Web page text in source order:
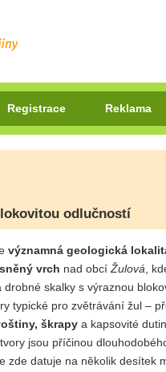
Registrace Reklama
odlučností
významná geologická
vrch nad obcí Žulová ,
drobné skalky s výraznou
typické pro zvětrávání žul –
škrapy a kapsovité
jsou příčinou
zde datuje na několik desítek